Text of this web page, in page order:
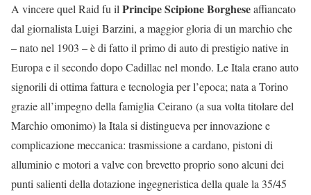
A vincere quel Raid fu ilPrincipe Scipione Borgheseaffiancato
dal giornalista Luigi Barzini, a maggior gloria di un marchio che
– nato nel 1903 – è di fatto il primo di auto di prestigio native in
Europa e il secondo dopo Cadillac nel mondo. Le Itala erano auto
signorili di ottima fattura e tecnologia per l’epoca; nata a Torino
grazie all’impegno della famiglia Ceirano (a sua volta titolare del
Marchio omonimo) la Itala si distingueva per innovazione e
complicazione meccanica: trasmissione a cardano, pistoni di
alluminio e motori a valve con brevetto proprio sono alcuni dei
punti salienti della dotazione ingegneristica della quale la 35/45